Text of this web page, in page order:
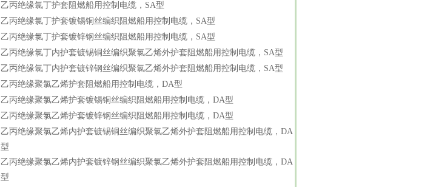
乙丙绝缘氯丁护套阻燃船用控制电缆，SA型
乙丙绝缘氯丁护套镀锡铜丝编织阻燃船用控制电缆，SA型
乙丙绝缘氯丁护套镀锌钢丝编织阻燃船用控制电缆，SA型
乙丙绝缘氯丁内护套镀锡铜丝编织聚氯乙烯外护套阻燃船用控制电缆，SA型
乙丙绝缘氯丁内护套镀锌钢丝编织聚氯乙烯外护套阻燃船用控制电缆，SA型
乙丙绝缘聚氯乙烯护套阻燃船用控制电缆，DA型
乙丙绝缘聚氯乙烯护套镀锡铜丝编织阻燃船用控制电缆，DA型
乙丙绝缘聚氯乙烯护套镀锌钢丝编织阻燃船用控制电缆，DA型
乙丙绝缘聚氯乙烯内护套镀锡铜丝编织聚氯乙烯外护套阻燃船用控制电缆，DA
型
乙丙绝缘聚氯乙烯内护套镀锌钢丝编织聚氯乙烯外护套阻燃船用控制电缆，DA
型